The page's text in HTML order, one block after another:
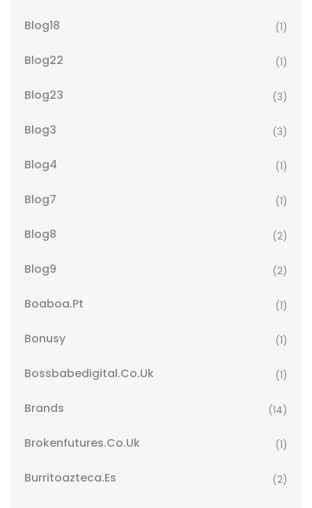
Blog18 (1)
Blog22 (1)
Blog23 (3)
Blog3 (3)
Blog4 (1)
Blog7 (1)
Blog8 (2)
Blog9 (2)
Boaboa.pt (1)
Bonusy (1)
Bossbabedigital.co.uk (1)
Brands (14)
Brokenfutures.co.uk (1)
Burritoazteca.es (2)